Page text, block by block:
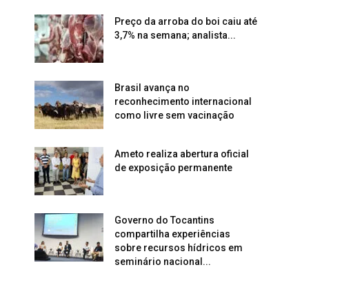
Preço da arroba do boi caiu até
3,7% na semana; analista...
Brasil avança no
reconhecimento internacional
como livre sem vacinação
Ameto realiza abertura oficial
de exposição permanente
Governo do Tocantins
compartilha experiências
sobre recursos hídricos em
seminário nacional...